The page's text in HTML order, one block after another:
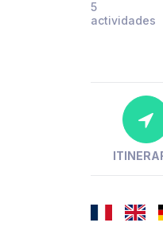
5
actividades